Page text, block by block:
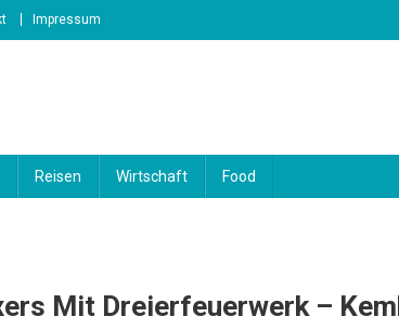
Impressum
Reisen Wirtschaft Food
Mit Dreierfeuerwerk –